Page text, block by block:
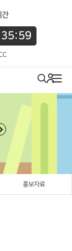
간
search
로그인
메뉴
홍보자료